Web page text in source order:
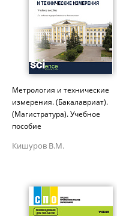
Метрология и технические
измерения. (Бакалавриат).
(Магистратура). Учебное
пособие
Кишуров В.М.